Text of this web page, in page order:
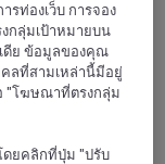
รท่องเว็บ การจอง
กลุ่มเป้าหมายบน
ดีย ข้อมูลของคุณ
ลที่สามเหล่านี้มีอยู่
"โฆษณาที่ตรงกลุ่ม
ดยคลิกที่ปุ่ม "ปรับ